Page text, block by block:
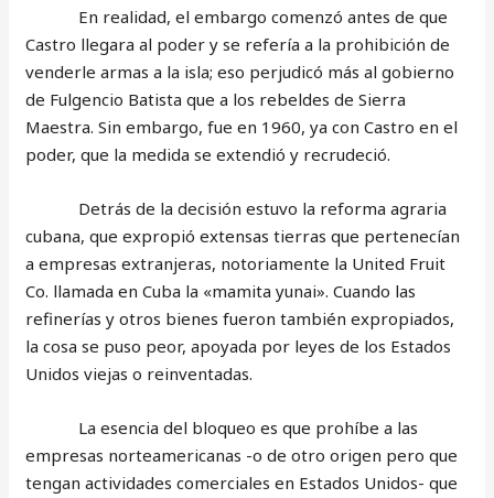
En realidad, el embargo comenzó antes de que
Castro llegara al poder y se refería a la prohibición de
venderle armas a la isla; eso perjudicó más al gobierno
de Fulgencio Batista que a los rebeldes de Sierra
Maestra. Sin embargo, fue en 1960, ya con Castro en el
poder, que la medida se extendió y recrudeció.
Detrás de la decisión estuvo la reforma agraria
cubana, que expropió extensas tierras que pertenecían
a empresas extranjeras, notoriamente la United Fruit
Co. llamada en Cuba la «mamita yunai». Cuando las
refinerías y otros bienes fueron también expropiados,
la cosa se puso peor, apoyada por leyes de los Estados
Unidos viejas o reinventadas.
La esencia del bloqueo es que prohíbe a las
empresas norteamericanas -o de otro origen pero que
tengan actividades comerciales en Estados Unidos- que